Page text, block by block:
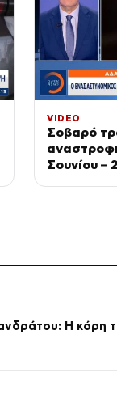
VIDEO
Σοβαρό
Σουνίου –
Η κόρη